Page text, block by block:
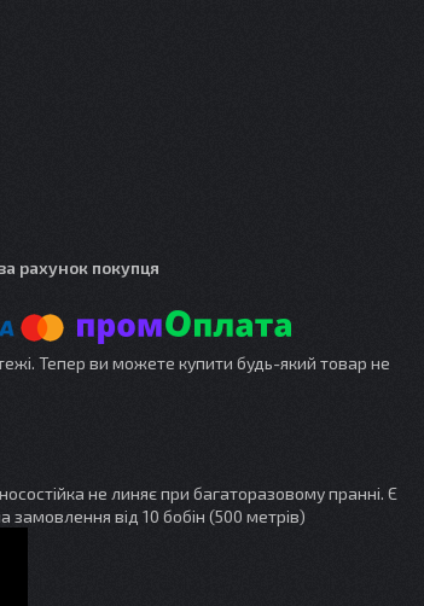
рахунок покупця
Тепер ви можете купити будь-який товар не
не линяє при багаторазовому пранні. Є
замовлення від 10 бобін (500 метрів)